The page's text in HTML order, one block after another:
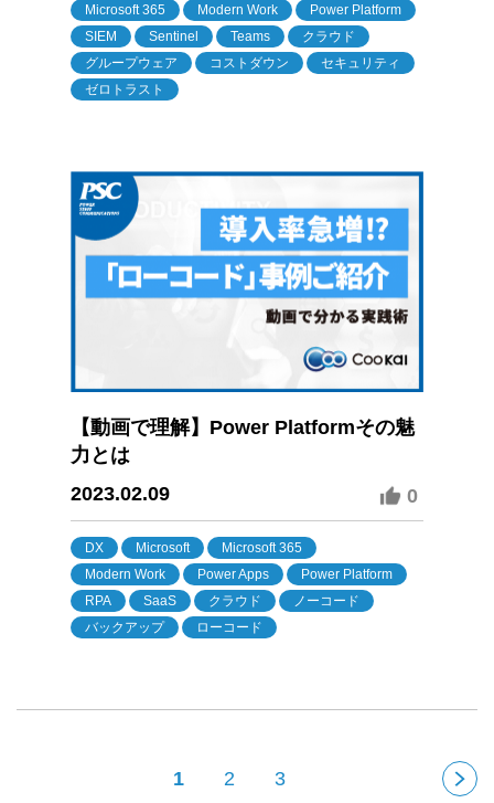
Microsoft 365
Modern Work
Power Platform
SIEM
Sentinel Teams
クラウド
グループウェア
コストダウン
セキュリティ
ゼロトラスト
【動画で理解】Power Platformその魅
力とは
2023.02.09
0
DX Microsoft
Microsoft 365
Modern Work
Power Apps
Power Platform
RPA
SaaS クラウド
ノーコード
バックアップ
ローコード
1 2 3